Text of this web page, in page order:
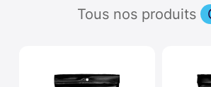
Tous nos produits